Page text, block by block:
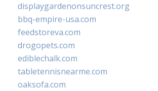
displaygardenonsuncrest.org
bbq-empire-usa.com
feedstoreva.com
drogopets.com
ediblechalk.com
tabletennisnearme.com
oaksofa.com